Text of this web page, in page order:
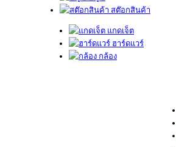
สต๊อกสินค้า
แกดเจ็ต
ฮาร์ดแวร์
กล้อง